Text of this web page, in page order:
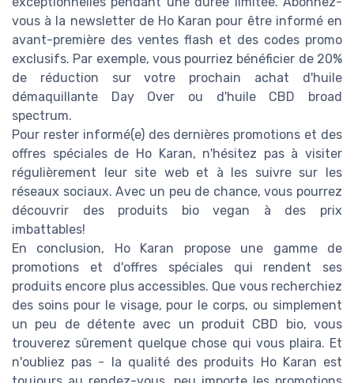
vous à la newsletter de Ho Karan pour être informé en
avant-première des ventes flash et des codes promo
exclusifs. Par exemple, vous pourriez bénéficier de 20%
de réduction sur votre prochain achat d'huile
démaquillante Day Over ou d'huile CBD broad
spectrum.
Pour rester informé(e) des dernières promotions et des
offres spéciales de Ho Karan, n'hésitez pas à visiter
régulièrement leur site web et à les suivre sur les
réseaux sociaux. Avec un peu de chance, vous pourrez
découvrir des produits bio vegan à des prix
imbattables!
En conclusion, Ho Karan propose une gamme de
promotions et d'offres spéciales qui rendent ses
produits encore plus accessibles. Que vous recherchiez
des soins pour le visage, pour le corps, ou simplement
un peu de détente avec un produit CBD bio, vous
trouverez sûrement quelque chose qui vous plaira. Et
n'oubliez pas - la qualité des produits Ho Karan est